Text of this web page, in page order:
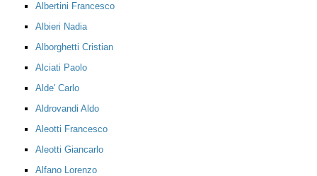
Albertini Francesco
Albieri Nadia
Alborghetti Cristian
Alciati Paolo
Alde' Carlo
Aldrovandi Aldo
Aleotti Francesco
Aleotti Giancarlo
Alfano Lorenzo